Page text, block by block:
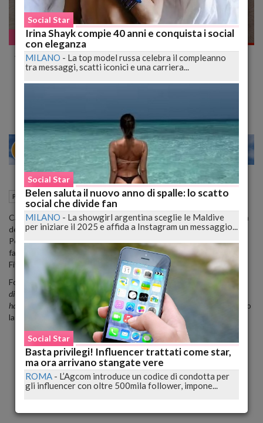
Pazzo WEB
#KimTucci: Il Parto eccezionale della donna,
incinta naturalmente di cinque gemelli
Le foto del quintetto incantano il web
MILANO 20 26
Pazzo WEB 10 Maggio 2016 13:40
Canberra - Si chiamano Keith, Ali, Penelope, Tiffny e Beatrix: e ora
dei cinque gemelli australiani concepiti naturalmente a gennaio a
Perth ci sono le foto. La madre, che aveva anche documentato le
fasi della singolare gravidanza sulla pagina Facebook, Surprised by
Five, ha pubblicato le immagini dei quintetto.
Foto struggenti destinate a rimanere impresse nella memoria:
dita delle mani e 50 dei piedi, 6 cuori che battono all'unisono. Il mio corpo
ha sostenuto la sua battaglia piu' dura per arrivare al termine'"
, ha scritto
la donna a commento.
Social Star
Irina Shayk compie 40 anni e conquista i social
con eleganza
MILANO - La top model russa celebra il compleanno
tra messaggi, scatti iconici e una carriera...
Social Star
Belen saluta il nuovo anno di spalle: lo scatto
social che divide fan
MILANO - La showgirl argentina sceglie le Maldive
per iniziare il 2025 e affida a Instagram un messaggio...
Social Star
Basta privilegi! Influencer trattati come star,
ma ora arrivano stangate vere
ROMA - L’Agcom introduce un codice di condotta per
gli influencer con oltre 500mila follower, impone...